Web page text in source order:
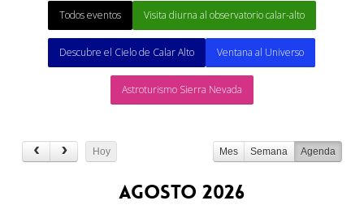
Todos eventos Visita diurna al observatorio calar-alto
Descubre el Cielo de Calar Alto Ventana al Universo
Astroturismo Sierra Nevada
Hoy Mes Semana Agenda
agosto 2026